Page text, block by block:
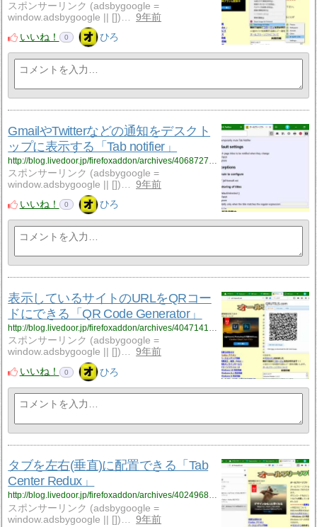
スポンサーリンク (adsbygoogle =
window.adsbygoogle || [])…
9年前
いいね！
0 ひろ
GmailやTwitterなどの通知をデスクト
ップに表示する「Tab notifier」
http://blog.livedoor.jp/firefoxaddon/archives/4068727.html
スポンサーリンク (adsbygoogle =
window.adsbygoogle || [])…
9年前
いいね！
0 ひろ
表示しているサイトのURLをQRコー
ドにできる「QR Code Generator」
http://blog.livedoor.jp/firefoxaddon/archives/4047141.html
スポンサーリンク (adsbygoogle =
window.adsbygoogle || [])…
9年前
いいね！
0 ひろ
タブを左右(垂直)に配置できる「Tab
Center Redux」
http://blog.livedoor.jp/firefoxaddon/archives/4024968.html
スポンサーリンク (adsbygoogle =
window.adsbygoogle || [])…
9年前